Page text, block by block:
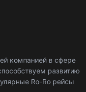
компанией в сфере
развитию
Ro-Ro рейсы